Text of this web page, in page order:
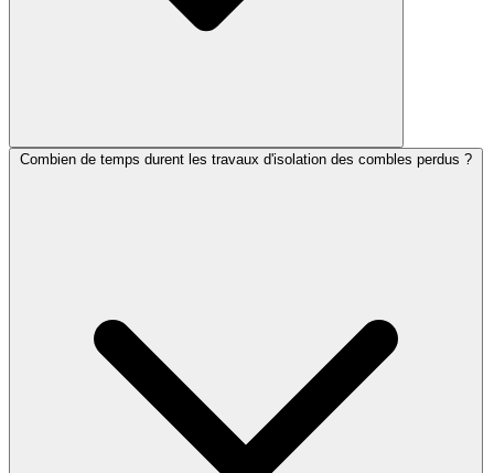
Combien de temps durent les travaux d'isolation des combles perdus ?